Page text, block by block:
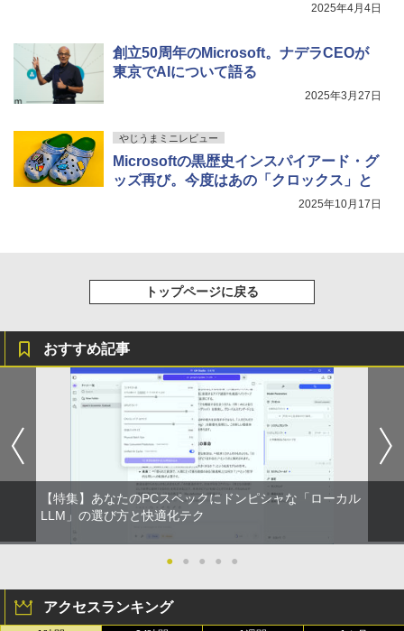
2025年4月4日
創立50周年のMicrosoft。ナデラCEOが
東京でAIについて語る
2025年3月27日
やじうまミニレビュー
Microsoftの黒歴史インスパイアード・グ
ッズ再び。今度はあの「クロックス」と
2025年10月17日
トップページに戻る
おすすめ記事
【特集】あなたのPCスペックにドンピシャな「ローカル
LLM」の選び方と快適化テク
● ● ● ● ●
アクセスランキング